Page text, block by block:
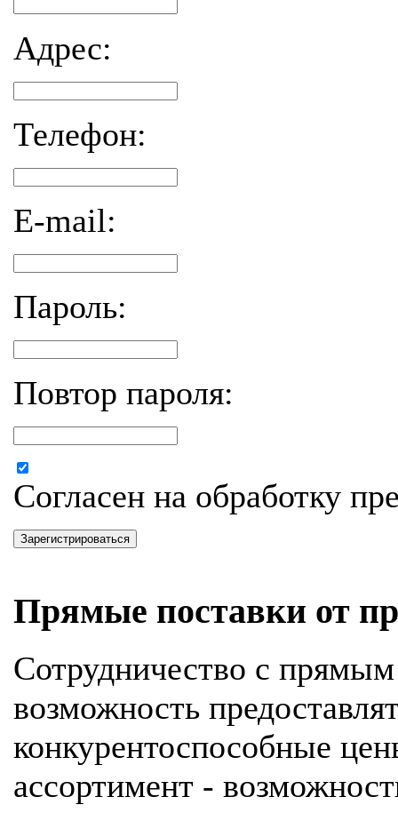
Адрес:
Телефон:
E-mail:
Пароль:
Повтор пароля:
Согласен на обработку
Зарегистрироваться
Прямые поставки от
Сотрудничество с
возможность
конкурентоспособные
ассортимент -